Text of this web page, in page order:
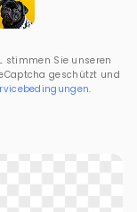
stimmen Sie unseren
geschützt und
.